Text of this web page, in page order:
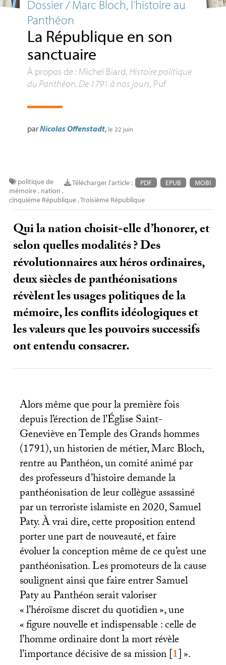
Dossier / Marc Bloch, l’histoire au
Panthéon
La République en son
sanctuaire
À propos de : Michel Biard, Histoire politique
du Panthéon. De 1791 à nos jours, Puf
parNicolas Offenstadt, le 22 juin
Télécharger l'article : PDF EPUB MOBI
politique de
mémoire, nation ,
cinquième République,Troisième République
Qui la nation choisit-elle d’honorer, et
selon quelles modalités? Des
révolutionnaires aux héros ordinaires,
deux siècles de panthéonisations
révèlent les usages politiques de la
mémoire, les conflits idéologiques et
les valeurs que les pouvoirs successifs
ont entendu consacrer.
Alors même que pour la première fois
depuis l’érection de l’Église Saint-
Geneviève en Temple des Grands hommes
(1791), un historien de métier, Marc Bloch,
rentre au Panthéon, un comité animé par
des professeurs d’histoire demande la
panthéonisation de leur collègue assassiné
par un terroriste islamiste en 2020, Samuel
Paty. À vrai dire, cette proposition entend
porter une part de nouveauté, et faire
évoluer la conception même de ce qu’est une
panthéonisation. Les promoteurs de la cause
soulignent ainsi que faire entrer Samuel
Paty au Panthéon serait valoriser
«l’héroïsme discret du quotidien», une
«figure nouvelle et indispensable : celle de
l’homme ordinaire dont la mort révèle
l’importance décisive de sa mission[1]».